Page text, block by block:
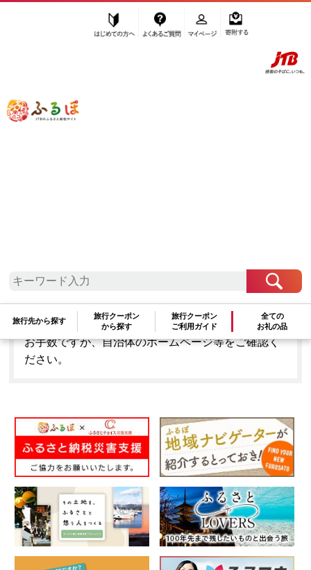
ふるぽ JTBのふるさと納税サイト
旅行先から探す
旅行クーポン
から探す
旅行クーポン
ご利用ガイド
全ての
お礼の品
「大分県豊後大野市」はふるぽからお申込みをする
ことはできません。
お手数ですが、自治体のホームページ等をご確認く
ださい。